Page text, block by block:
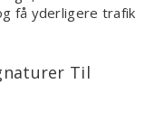
få yderligere trafik
Til